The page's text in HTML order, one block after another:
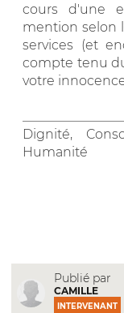
cours d'une
mention selon
services (et
compte tenu
votre
Dignité,
Humanité
Publié par
CAMILLE
INTERVENANT